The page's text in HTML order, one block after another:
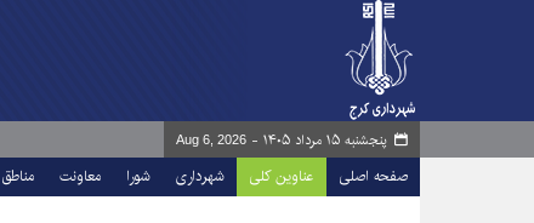
پنجشنبه ۱۵ مرداد ۱۴۰۵ - Aug 6, 2026
صفحه اصلی عناوین کلی شهرداری شورا معاونت مناطق